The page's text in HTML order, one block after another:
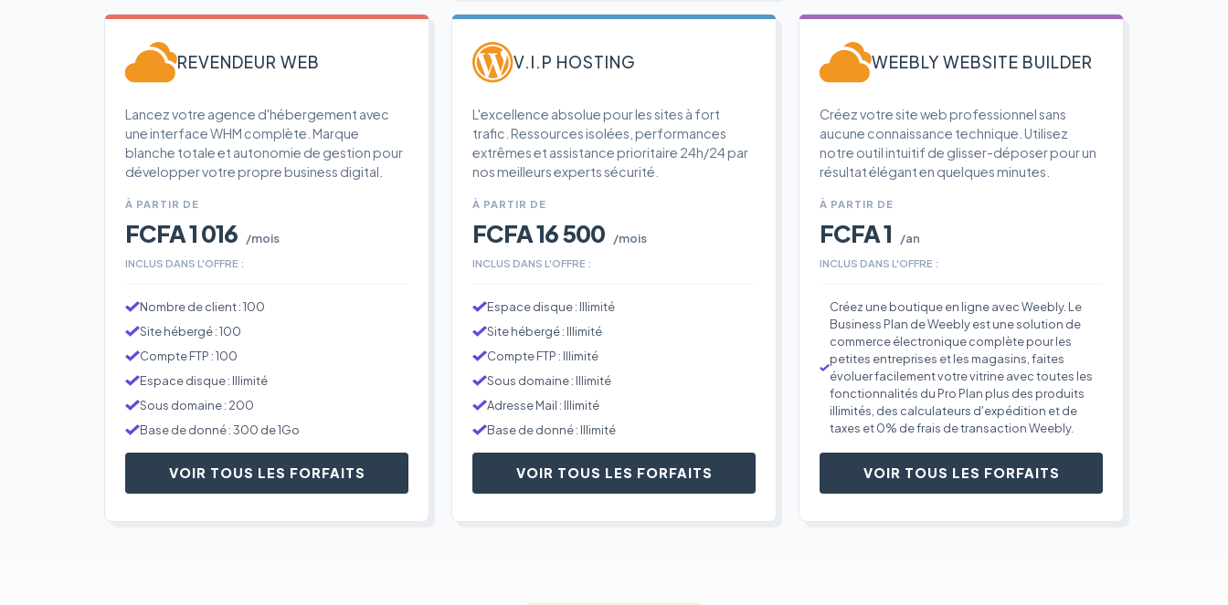
REVENDEUR WEB
Lancez votre agence d'hébergement avec
une interface WHM complète. Marque
blanche totale et autonomie de gestion pour
développer votre propre business digital.
À PARTIR DE
FCFA 1 016 /mois
INCLUS DANS L'OFFRE :
Nombre de client : 100
Site hébergé : 100
Compte FTP : 100
Espace disque : Illimité
Sous domaine : 200
Base de donné : 300 de 1Go
VOIR TOUS LES FORFAITS
V.I.P HOSTING
L'excellence absolue pour les sites à fort
trafic. Ressources isolées, performances
extrêmes et assistance prioritaire 24h/24 par
nos meilleurs experts sécurité.
À PARTIR DE
FCFA 16 500 /mois
INCLUS DANS L'OFFRE :
Espace disque : Illimité
Site hébergé : Illimité
Compte FTP : Illimité
Sous domaine : Illimité
Adresse Mail : Illimité
Base de donné : Illimité
VOIR TOUS LES FORFAITS
WEEBLY WEBSITE BUILDER
Créez votre site web professionnel sans
aucune connaissance technique. Utilisez
notre outil intuitif de glisser-déposer pour un
résultat élégant en quelques minutes.
À PARTIR DE
FCFA 1 /an
INCLUS DANS L'OFFRE :
Créez une boutique en ligne avec Weebly. Le
Business Plan de Weebly est une solution de
commerce électronique complète pour les
petites entreprises et les magasins, faites
évoluer facilement votre vitrine avec toutes les
fonctionnalités du Pro Plan plus des produits
illimités, des calculateurs d'expédition et de
taxes et 0% de frais de transaction Weebly.
VOIR TOUS LES FORFAITS